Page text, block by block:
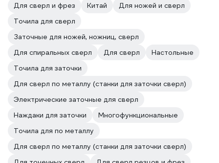
Для сверл и фрез
Китай
Для ножей и сверл
Точила для сверл
Заточные для ножей, ножниц, сверл
Для спиральных сверл
Для сверл
Настольные
Точила для заточки
Для сверл по металлу (станки для заточки сверл)
Электрические заточные для сверл
Наждаки для заточки
Многофункциональные
Точила для по металлу
Для сверл по металлу (станки для заточки сверл)